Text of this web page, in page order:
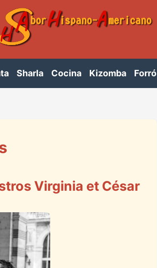
Sharla Cocina Kizomba Forró
Virginia et César